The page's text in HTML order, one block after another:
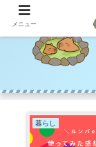
暮らし
メニュー